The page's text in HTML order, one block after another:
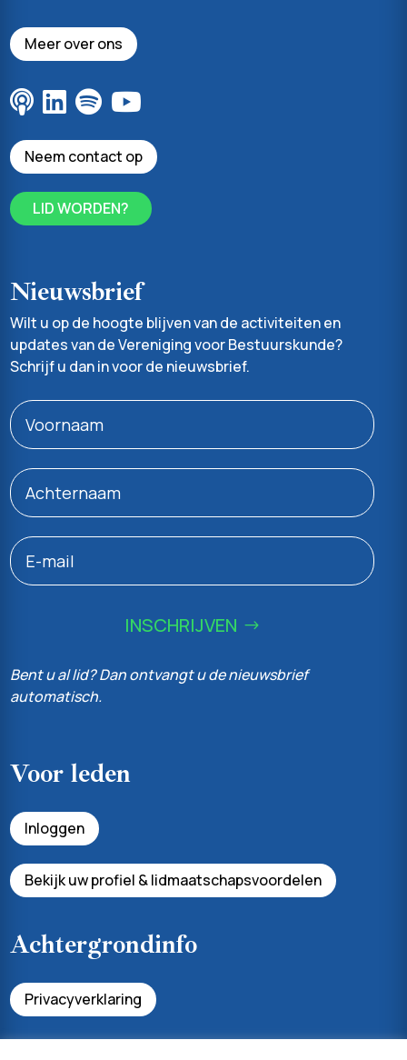
Meer over ons
Neem contact op
LID WORDEN?
Nieuwsbrief
Wilt u op de hoogte blijven van de activiteiten en
updates van de Vereniging voor Bestuurskunde?
Schrijf u dan in voor de nieuwsbrief.
INSCHRIJVEN
Bent u al lid? Dan ontvangt u de nieuwsbrief
automatisch.
Voor leden
Inloggen
Bekijk uw profiel & lidmaatschapsvoordelen
Achtergrondinfo
Privacyverklaring